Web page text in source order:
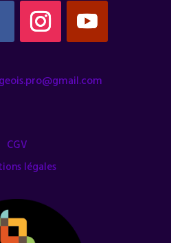
CGV
légales